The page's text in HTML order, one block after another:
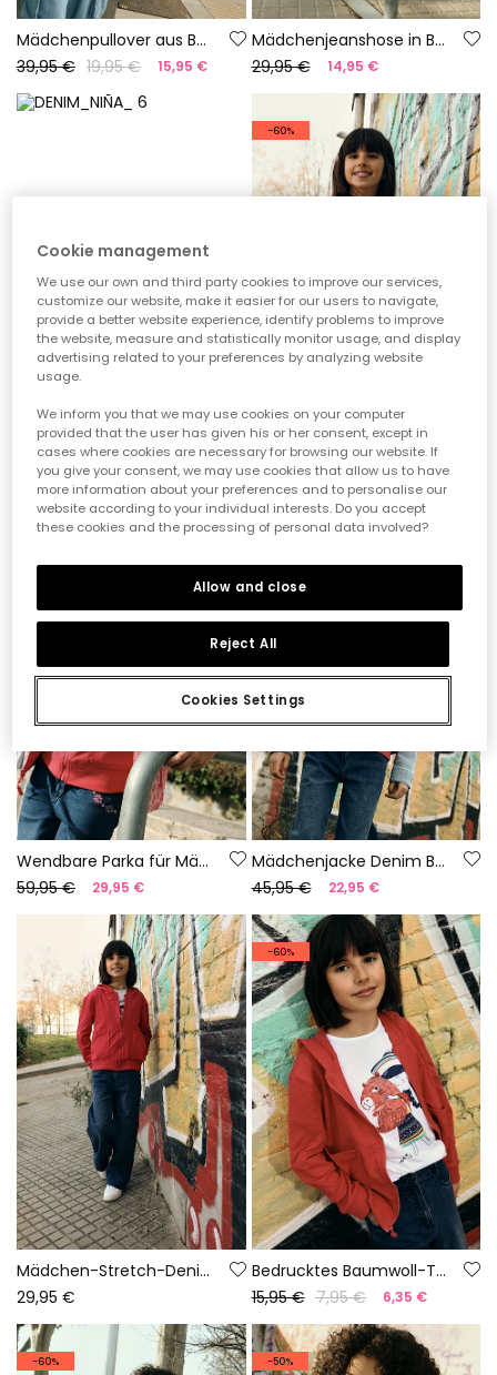
Mädchenpullover aus Baumwolle in Weiß und Blau
39,95 € 19,95 € 15,95 €
Mädchenjeanshose in Blau Denim
29,95 €
14,95 €
-60%
Mädchenjacke mit Kapuze in Rot
35,95 € 17,95 € 14,35 €
Wendbare Parka für Mädchen
59,95 €
29,95 €
Mädchenjacke Denim Baumwolle Bleach
45,95 €
22,95 €
Mädchen-Stretch-Denimhose in Blau
29,95 €
-60%
Bedrucktes Baumwoll-T-Shirt für Mädchen in Weiß
15,95 € 7,95 € 6,35 €
-60% -50%
Cookie management
We use our own and third party cookies to improve our services,
customize our website, make it easier for our users to navigate,
provide a better website experience, identify problems to improve
the website, measure and statistically monitor usage, and display
advertising related to your preferences by analyzing website
usage.
We inform you that we may use cookies on your computer
provided that the user has given his or her consent, except in
cases where cookies are necessary for browsing our website. If
you give your consent, we may use cookies that allow us to have
more information about your preferences and to personalise our
website according to your individual interests. Do you accept
these cookies and the processing of personal data involved?
Cookies Settings
Reject All
Allow and close